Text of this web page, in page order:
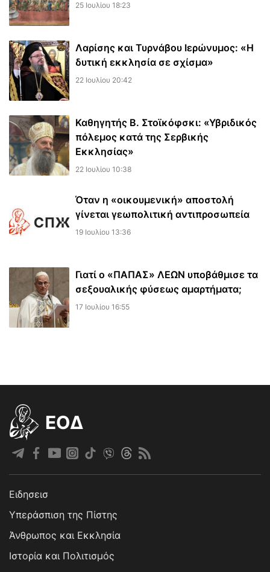
25 Ιουλίου 18:23
Λαρίσης και Τυρνάβου Ιερώνυμος: «Η
δυτική εκκλησία σε σχίσμα»
22 Ιουλίου 20:42
Καθηγητής Β. Στοϊκόφσκι: «Υβριδικός
πόλεμος κατά της Σερβικής
Εκκλησίας»
22 Ιουλίου 10:38
Όταν η «οικουμενική» αποστολή
γίνεται γεωπολιτική αντιπροσωπεία
19 Ιουλίου 13:36
Γιατί ο «ΠΑΠΑΣ» ΛΕΩΝ υποβάθμισε τα
σεξουαλικής φύσεως αμαρτήματα;
17 Ιουλίου 16:55
EOΔ
Ειδησεισ
Υπεράσπιση της Πίστης
Άνθρωπος και Εκκλησία
Ιστορία και Πολιτισμός